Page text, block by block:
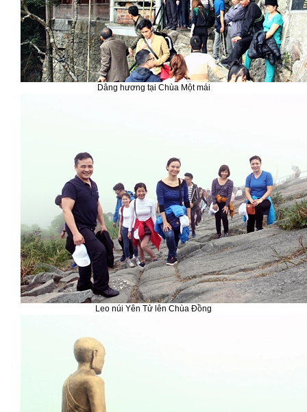
Dâng hương tại Chùa Một mái
Leo núi Yên Tử lên Chùa Đồng